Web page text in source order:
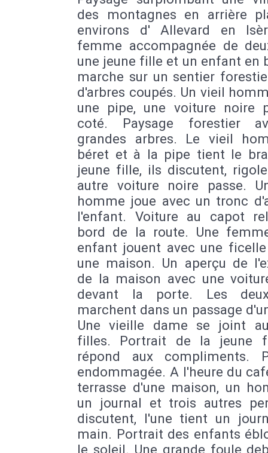
des montagnes en arrière
environs d' Allevard en
femme accompagnée de
une jeune fille et un enfant en
marche sur un sentier
d'arbres coupés. Un vieil
une pipe, une voiture noire
coté. Paysage forestier
grandes arbres. Le vieil
béret et à la pipe tient le
jeune fille, ils discutent,
autre voiture noire passe.
homme joue avec un tronc
l'enfant. Voiture au capot
bord de la route. Une
enfant jouent avec une
une maison. Un aperçu de
de la maison avec une
devant la porte. Les
marchent dans un passage
Une vieille dame se joint
filles. Portrait de la jeune
répond aux compliments.
endommagée. A l'heure du
terrasse d'une maison, un
un journal et trois autres
discutent, l'une tient un
main. Portrait des enfants
le soleil. Une grande foule